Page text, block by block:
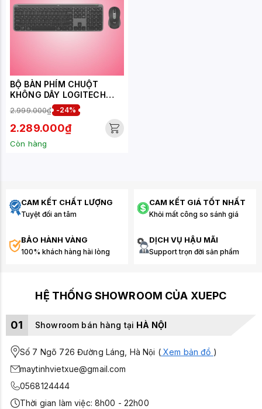
BỘ BÀN PHÍM CHUỘT
KHÔNG DÂY LOGITECH
SIGNATURE SLIM COMBO
MK950 GRAPHITE
(WIRELESS LOGI
BOLT/BLUETOOTH/ĐEN)
2.999.000₫ -24%
2.289.000₫
Còn hàng
CAM KẾT CHẤT LƯỢNG
Tuyệt đối an tâm
CAM KẾT GIÁ TỐT NHẤT
Khỏi mất công so sánh giá
BẢO HÀNH VÀNG
100% khách hàng hài lòng
DỊCH VỤ HẬU MÃI
Support trọn đời sản phẩm
HỆ THỐNG SHOWROOM CỦA XUEPC
01 Showroom bán hàng tại HÀ NỘI
Số 7 Ngõ 726 Đường Láng, Hà Nội (Xem bản đồ )
maytinhvietxue@gmail.com
0568124444
Thời gian làm việc: 8h00 - 22h00